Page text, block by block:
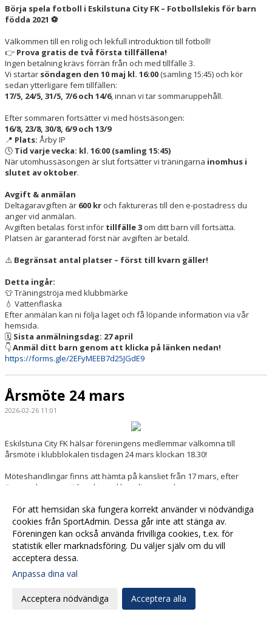
Börja spela fotboll i Eskilstuna City FK – Fotbollslekis för barn
födda 2021 ⚽
Välkommen till en rolig och lekfull introduktion till fotboll!
👉 Prova gratis de två första tillfällena!
Ingen betalning krävs förrän från och med tillfälle 3.
Vi startar söndagen den 10 maj kl. 16:00(samling 15:45) och kör
sedan ytterligare fem tillfällen:
17/5, 24/5, 31/5, 7/6 och 14/6, innan vi tar sommaruppehåll.
Efter sommaren fortsätter vi med höstsäsongen:
16/8, 23/8, 30/8, 6/9 och 13/9
📍 Plats: Årby IP
🕓 Tid varje vecka: kl. 16:00 (samling 15:45)
När utomhussäsongen är slut fortsätter vi träningarna inomhus i
slutet av oktober.
Avgift & anmälan
Deltagaravgiften är 600 kr och faktureras till den e-postadress du
anger vid anmälan.
Avgiften betalas först inför tillfälle 3 om ditt barn vill fortsätta.
Platsen är garanterad först när avgiften är betald.
⚠️ Begränsat antal platser – först till kvarn gäller!
Detta ingår:
👕 Träningströja med klubbmärke
💧 Vattenflaska
Efter anmälan kan ni följa laget och få löpande information via vår
hemsida.
🗓 Sista anmälningsdag: 27 april
👇Anmäl ditt barn genom att klicka på länken nedan!
https://forms.gle/2EFyMEEB7d25JGdE9
Årsmöte 24 mars
2026-02-26 11:01
Eskilstuna City FK hälsar föreningens medlemmar välkomna till
årsmöte i klubblokalen tisdagen 24 mars klockan 18.30!
Möteshandlingar finns att hämta på kansliet från 17 mars, efter
överenskommen tidpunkt med kanslipersonalen.
Välkomna!
Fler nyheter >>
inställningar
Webbversion
För att hemsidan ska fungera korrekt använder vi nödvändiga
cookies från SportAdmin. Dessa går inte att stänga av.
Föreningen kan också använda frivilliga cookies, t.ex. för
statistik eller marknadsföring. Du väljer själv om du vill
acceptera dessa.
Anpassa dina val
Acceptera nödvändiga Acceptera alla